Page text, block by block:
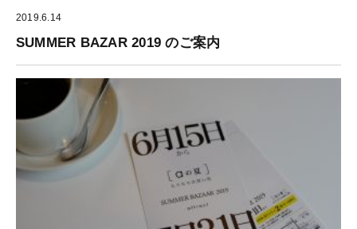
2019.6.14
SUMMER BAZAR 2019 のご案内